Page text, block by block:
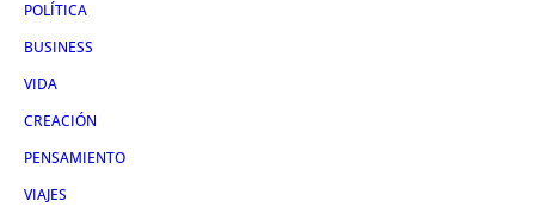
POLÍTICA
BUSINESS
VIDA
CREACIÓN
PENSAMIENTO
VIAJES